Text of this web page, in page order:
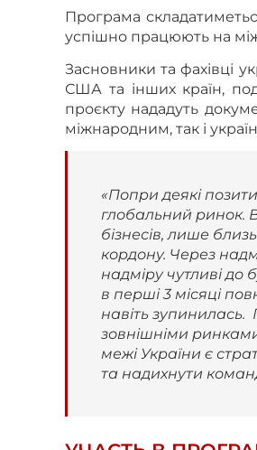
Програма
успішно працюють на
Засновники та фахівці
США та інших країн,
проєкту нададуть
міжнародним, так і
«Попри деякі
глобальний ринок.
бізнесів, лише
кордону. Через
надміру чутливі до
в перші 3 місяці
навіть
зовнішніми
межі України є
та надихнути